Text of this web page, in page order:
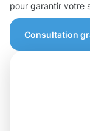
pour garantir votre
Consultation